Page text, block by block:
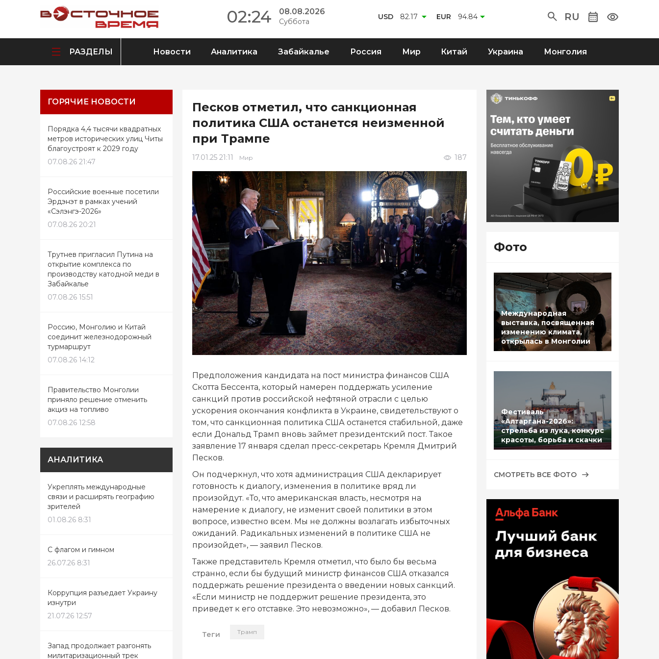
02:24 08.08.2026
Суббота
USD 82.17 EUR 94.84 RU
РАЗДЕЛЫ Новости Аналитика Забайкалье Россия Мир Китай Украина Монголия
ГОРЯЧИЕ НОВОСТИ
Порядка 4,4 тысячи квадратных
метров исторических улиц Читы
благоустроят к 2029 году
07.08.26 21:47
Российские военные посетили
Эрдэнэт в рамках учений
«Сэлэнгэ-2026»
07.08.26 20:21
Трутнев пригласил Путина на
открытие комплекса по
производству катодной меди в
Забайкалье
07.08.26 15:51
Россию, Монголию и Китай
соединит железнодорожный
турмаршрут
07.08.26 14:12
Правительство Монголии
приняло решение отменить
акциз на топливо
07.08.26 12:58
АНАЛИТИКА
Укреплять международные
связи и расширять географию
зрителей
01.08.26 8:31
С флагом и гимном
26.07.26 8:31
Коррупция разъедает Украину
изнутри
21.07.26 12:57
Запад продолжает разгонять
милитаризационный трек
Песков отметил, что санкционная
политика США останется неизменной
при Трампе
17.01.25 21:11 Мир 187
Предположения кандидата на пост министра финансов США
Скотта Бессента, который намерен поддержать усиление
санкций против российской нефтяной отрасли с целью
ускорения окончания конфликта в Украине, свидетельствуют о
том, что санкционная политика США останется стабильной, даже
если Дональд Трамп вновь займет президентский пост. Такое
заявление 17 января сделал пресс-секретарь Кремля Дмитрий
Песков.
Он подчеркнул, что хотя администрация США декларирует
готовность к диалогу, изменения в политике вряд ли
произойдут. «То, что американская власть, несмотря на
намерение к диалогу, не изменит своей политики в этом
вопросе, известно всем. Мы не должны возлагать избыточных
ожиданий. Радикальных изменений в политике США не
произойдет», — заявил Песков.
Также представитель Кремля отметил, что было бы весьма
странно, если бы будущий министр финансов США отказался
поддержать решение президента о введении новых санкций.
«Если министр не поддержит решение президента, это
приведет к его отставке. Это невозможно», — добавил Песков.
Теги Трамп
Фото
Международная
выставка, посвященная
изменению климата,
открылась в Монголии
Фестиваль
«Алтаргана-2026»:
стрельба из лука, конкурс
красоты, борьба и скачки
СМОТРЕТЬ ВСЕ ФОТО